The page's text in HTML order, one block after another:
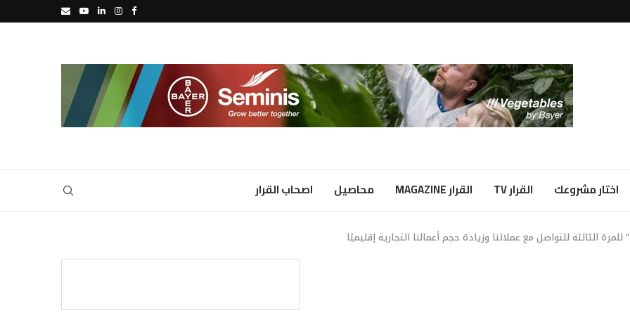
اختار مشروعك القرار TV القرار MAGAZINE محاصيل اصحاب القرار
الثالثة للتواصل مع عملائنا وزيادة حجم أعمالنا التجارية إقليميًا